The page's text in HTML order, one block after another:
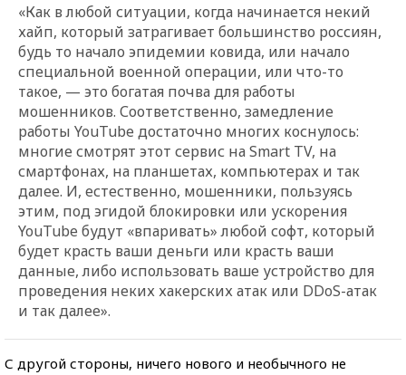
«Как в любой ситуации, когда начинается некий
хайп, который затрагивает большинство россиян,
будь то начало эпидемии ковида, или начало
специальной военной операции, или что-то
такое, — это богатая почва для работы
мошенников. Соответственно, замедление
работы YouTube достаточно многих коснулось:
многие смотрят этот сервис на Smart TV, на
смартфонах, на планшетах, компьютерах и так
далее. И, естественно, мошенники, пользуясь
этим, под эгидой блокировки или ускорения
YouTube будут «впаривать» любой софт, который
будет красть ваши деньги или красть ваши
данные, либо использовать ваше устройство для
проведения неких хакерских атак или DDoS-атак
и так далее».
С другой стороны, ничего нового и необычного не